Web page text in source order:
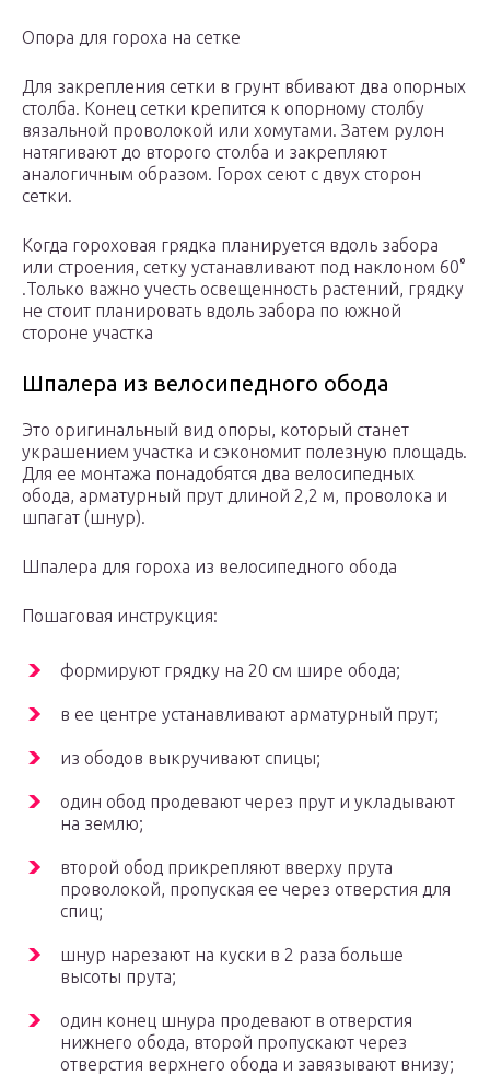
Опора для гороха на сетке
Для закрепления сетки в грунт вбивают два опорных
столба. Конец сетки крепится к опорному столбу
вязальной проволокой или хомутами. Затем рулон
натягивают до второго столба и закрепляют
аналогичным образом. Горох сеют с двух сторон
сетки.
Когда гороховая грядка планируется вдоль забора
или строения, сетку устанавливают под наклоном 60°
.Только важно учесть освещенность растений, грядку
не стоит планировать вдоль забора по южной
стороне участка
Шпалера из велосипедного обода
Это оригинальный вид опоры, который станет
украшением участка и сэкономит полезную площадь.
Для ее монтажа понадобятся два велосипедных
обода, арматурный прут длиной 2,2 м, проволока и
шпагат (шнур).
Шпалера для гороха из велосипедного обода
Пошаговая инструкция:
формируют грядку на 20 см шире обода;
в ее центре устанавливают арматурный прут;
из ободов выкручивают спицы;
один обод продевают через прут и укладывают
на землю;
второй обод прикрепляют вверху прута
проволокой, пропуская ее через отверстия для
спиц;
шнур нарезают на куски в 2 раза больше
высоты прута;
один конец шнура продевают в отверстия
нижнего обода, второй пропускают через
отверстия верхнего обода и завязывают внизу;